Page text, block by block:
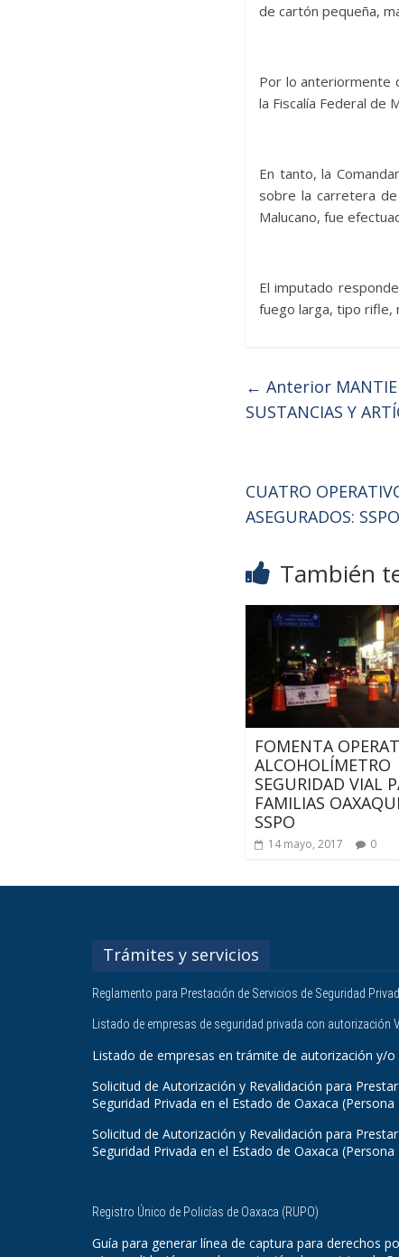
de cartón pequeña,
Por lo anteriormente
la Fiscalía Federal de
En tanto, la
sobre la carretera de
Malucano, fue
El imputado
fuego larga, tipo rifle,
← Anterior
SUSTANCIAS Y
CUATRO
ASEGURADOS: SSPO
También
FOMENTA
ALCOHOLÍMETRO
SEGURIDAD VIAL
FAMILIAS
SSPO
14 mayo, 2017 0
Trámites y servicios
Reglamento para Prestación de Servicios de Seguridad
Listado de empresas de seguridad privada con autorización
Listado de empresas en trámite de autorización y/o
Solicitud de Autorización y Revalidación para
Seguridad Privada en el Estado de Oaxaca (Persona
Solicitud de Autorización y Revalidación para
Seguridad Privada en el Estado de Oaxaca
Registro Único de Policías de Oaxaca (RUPO)
Guía para generar línea de captura para derechos